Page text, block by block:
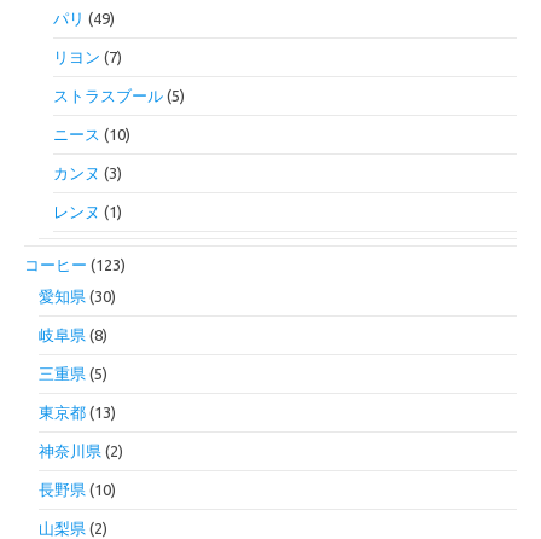
パリ (49)
リヨン (7)
ストラスブール (5)
ニース (10)
カンヌ (3)
レンヌ (1)
コーヒー (123)
愛知県 (30)
岐阜県 (8)
三重県 (5)
東京都 (13)
神奈川県 (2)
長野県 (10)
山梨県 (2)